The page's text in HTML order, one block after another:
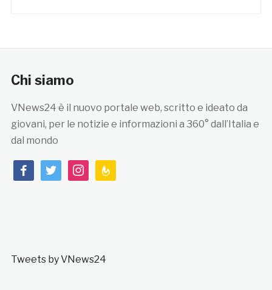
Chi siamo
VNews24 è il nuovo portale web, scritto e ideato da
giovani, per le notizie e informazioni a 360° dall’Italia e
dal mondo
facebooktwitterinstagramfeedburner
Tweets by VNews24